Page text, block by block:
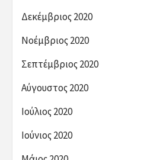
Δεκέμβριος 2020
Νοέμβριος 2020
Σεπτέμβριος 2020
Αύγουστος 2020
Ιούλιος 2020
Ιούνιος 2020